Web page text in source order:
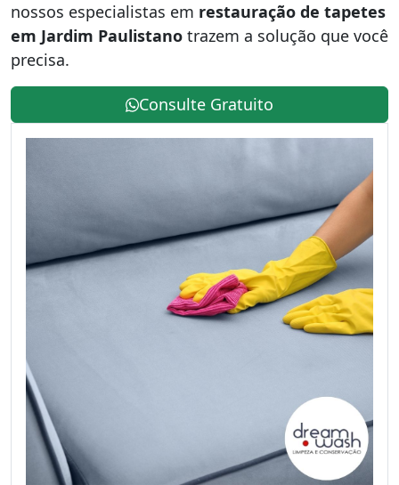
nossos especialistas em restauração de tapetes
em Jardim Paulistano trazem a solução que você
precisa.
Consulte Gratuito